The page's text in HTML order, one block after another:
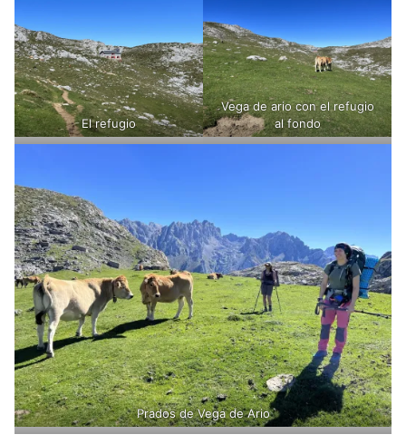
El refugio
Vega de ario con el refugio
al fondo
Prados de Vega de Ario